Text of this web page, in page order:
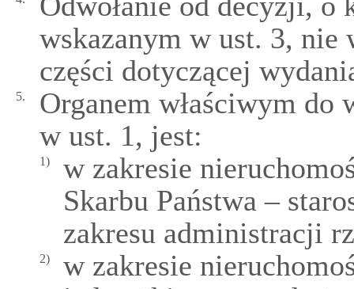
wskazanym w ust. 3,
części dotyczącej
5.
Organem właściwym
w ust. 1, jest:
1)
w zakresie
Skarbu Państwa –
zakresu administracji
2)
w zakresie